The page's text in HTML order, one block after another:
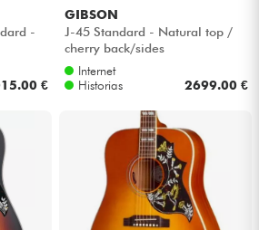
-
€
GIBSON
J-45 Standard - Natural top /
cherry back/sides
Internet
Historias
2699.00 €